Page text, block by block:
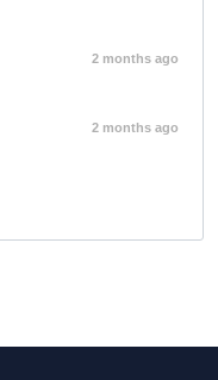
2 months ago
2 months ago